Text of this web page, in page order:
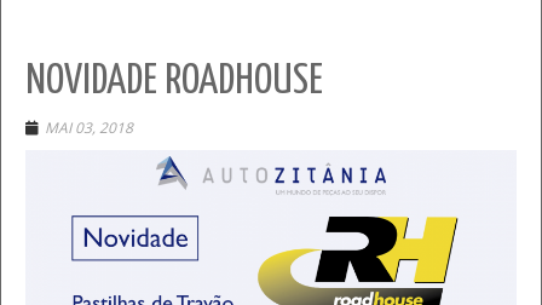
NOVIDADE ROADHOUSE
MAI 03, 2018